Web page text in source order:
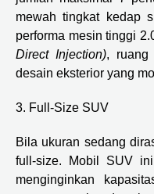
mewah tingkat kedap
performa mesin tinggi
Direct Injection), ruang
desain eksterior yang
3. Full-Size SUV
Bila ukuran sedang
full-size. Mobil SUV
menginginkan